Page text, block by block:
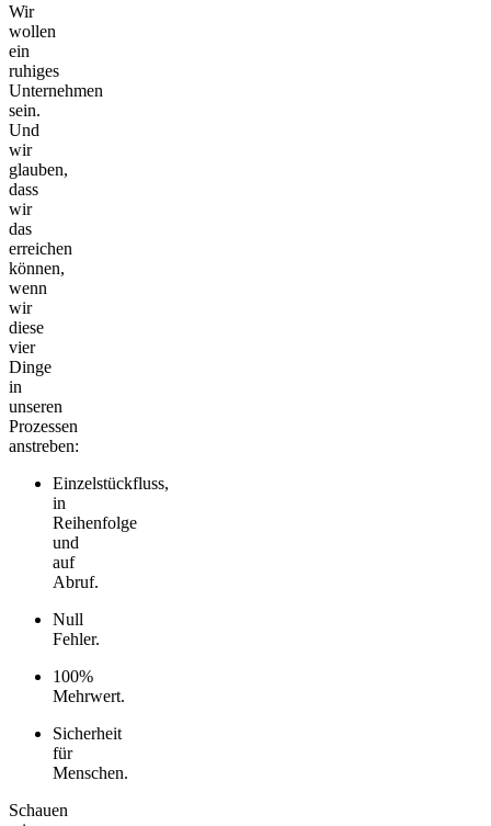
Wir
wollen
ein
ruhiges
Unternehmen
sein.
Und
wir
glauben,
dass
wir
das
erreichen
können,
wenn
wir
diese
vier
Dinge
in
unseren
Prozessen
anstreben:
Einzelstückfluss,
in
Reihenfolge
und
auf
Abruf.
Null
Fehler.
100%
Mehrwert.
Sicherheit
für
Menschen.
Schauen